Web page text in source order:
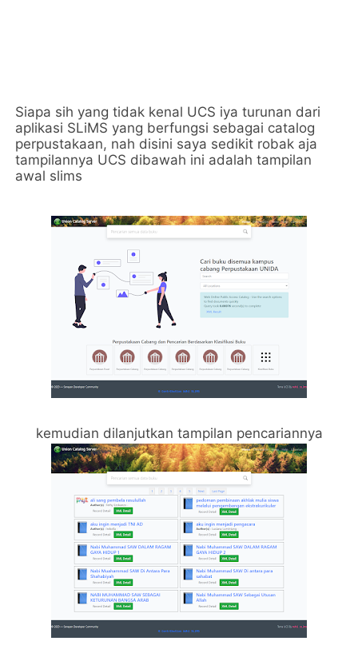
Siapa sih yang tidak kenal UCS iya turunan dari
aplikasi SLiMS yang berfungsi sebagai catalog
perpustakaan, nah disini saya sedikit robak aja
tampilannya UCS dibawah ini adalah tampilan
awal slims
kemudian dilanjutkan tampilan pencariannya